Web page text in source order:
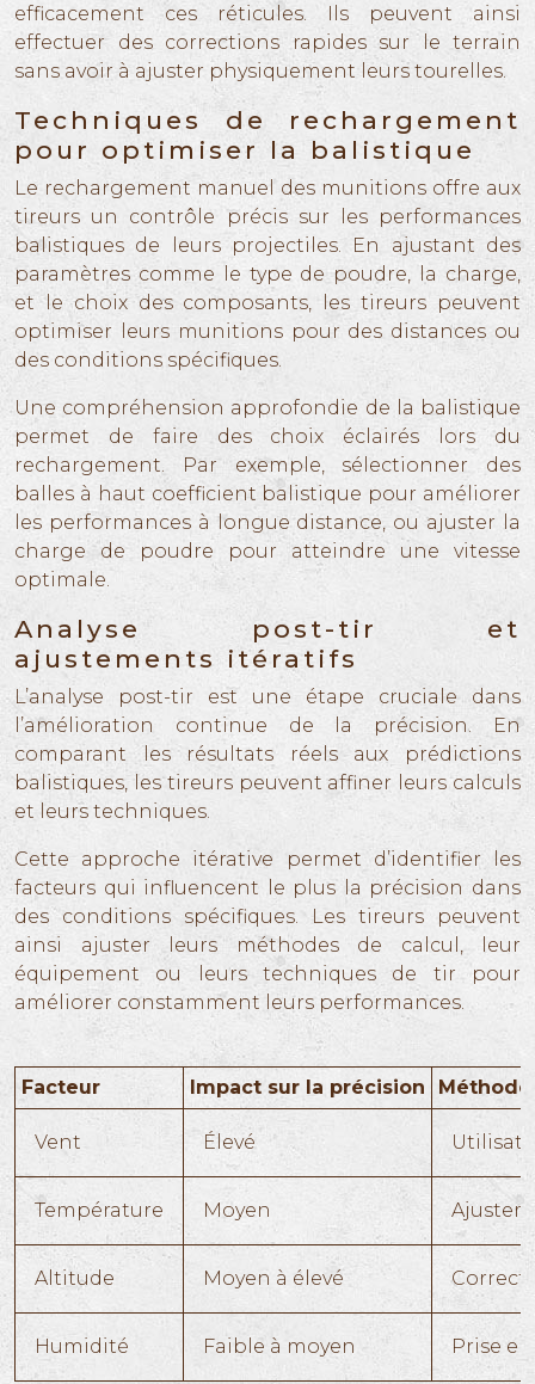
efficacement ces réticules. Ils peuvent ainsi
effectuer des corrections rapides sur le terrain
sans avoir à ajuster physiquement leurs tourelles.
Techniques de rechargement
pour optimiser la balistique
Le rechargement manuel des munitions offre aux
tireurs un contrôle précis sur les performances
balistiques de leurs projectiles. En ajustant des
paramètres comme le type de poudre, la charge,
et le choix des composants, les tireurs peuvent
optimiser leurs munitions pour des distances ou
des conditions spécifiques.
Une compréhension approfondie de la balistique
permet de faire des choix éclairés lors du
rechargement. Par exemple, sélectionner des
balles à haut coefficient balistique pour améliorer
les performances à longue distance, ou ajuster la
charge de poudre pour atteindre une vitesse
optimale.
Analyse post-tir et
ajustements itératifs
L’analyse post-tir est une étape cruciale dans
l’amélioration continue de la précision. En
comparant les résultats réels aux prédictions
balistiques, les tireurs peuvent affiner leurs calculs
et leurs techniques.
Cette approche itérative permet d’identifier les
facteurs qui influencent le plus la précision dans
des conditions spécifiques. Les tireurs peuvent
ainsi ajuster leurs méthodes de calcul, leur
équipement ou leurs techniques de tir pour
améliorer constamment leurs performances.
Facteur Impact sur la précision
Vent Élevé
Température Moyen
Altitude Moyen à élevé
Humidité Faible à moyen Prise